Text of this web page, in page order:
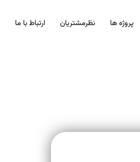
پروژه ها نظرمشتریان ارتباط با ما